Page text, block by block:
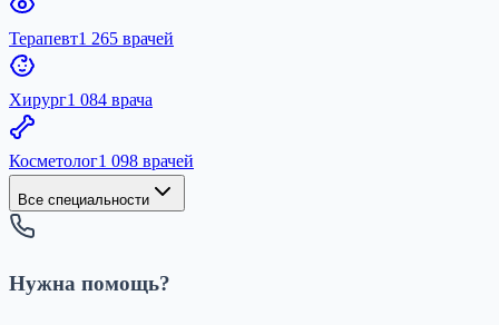
Терапевт1 265 врачей
Хирург1 084 врача
Косметолог1 098 врачей
Все специальности
Нужна помощь?